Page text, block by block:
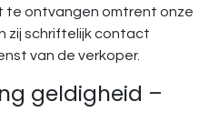
te ontvangen omtrent onze
zij schriftelijk contact
van de verkoper.
geldigheid –